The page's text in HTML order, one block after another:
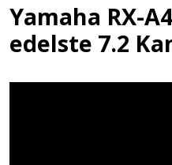
Yamaha RX-
edelste 7.2